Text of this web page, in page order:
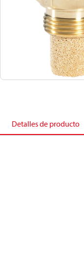
Detalles de producto